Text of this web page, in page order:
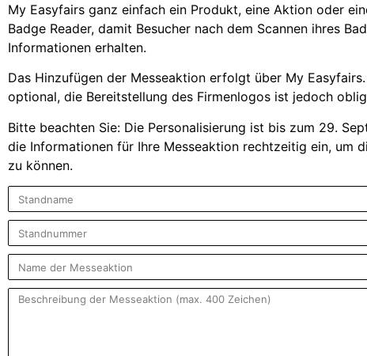
My Easyfairs ganz einfach ein Produkt, eine Aktion oder
Badge Reader, damit Besucher nach dem Scannen ihres
Informationen erhalten.
Das Hinzufügen der Messeaktion erfolgt über My
optional, die Bereitstellung des Firmenlogos ist jedoch
Bitte beachten Sie: Die Personalisierung ist bis zum 29.
die Informationen für Ihre Messeaktion rechtzeitig ein, um
zu können.